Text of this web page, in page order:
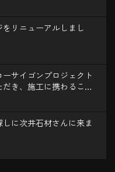
リニューアルしまし
サイゴンプロジェクト
だき、施工に携わること
に次井石材さんに来ま